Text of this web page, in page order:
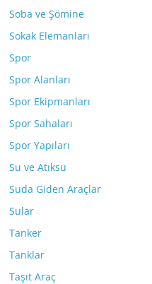
Soba ve Şömine
Sokak Elemanları
Spor
Spor Alanları
Spor Ekipmanları
Spor Sahaları
Spor Yapıları
Su ve Atıksu
Suda Giden Araçlar
Sular
Tanker
Tanklar
Taşıt Araç